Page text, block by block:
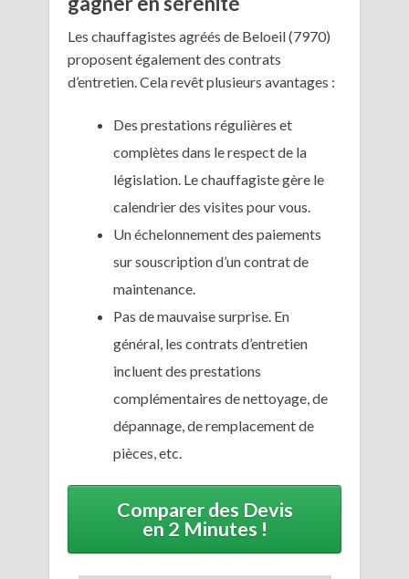
Les chauffagistes agréés de Beloeil (7970)
proposent également des contrats
d’entretien. Cela revêt plusieurs avantages :
Des prestations régulières et
complètes dans le respect de la
législation. Le chauffagiste gère le
calendrier des visites pour vous.
Un échelonnement des paiements
sur souscription d’un contrat de
maintenance.
Pas de mauvaise surprise. En
général, les contrats d’entretien
incluent des prestations
complémentaires de nettoyage, de
dépannage, de remplacement de
pièces, etc.
Comparer des Devis
en 2 Minutes !